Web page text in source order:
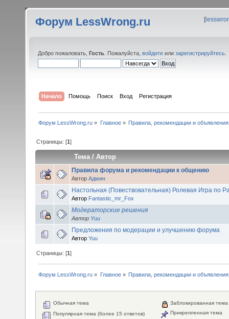
Форум LessWrong.ru [
Добро пожаловать, Гость . Пожалуйста, войдите или зарегистрируйтесь
Начало Помощь Поиск Вход Регистрация
Форум LessWrong.ru » Главное» Правила, рекомендации и объявления
Страницы: [1]
Тема /Автор
Правила форума и рекомендации к общению
Автор Админ
Настольная (Повествовательная) Ролевая Игра по
Автор Fantastic_mr_Fox
Модераторские решения
Автор Yuu
Предложения по модерации и улучшению форума
Автор Yuu
Страницы: [1]
Форум LessWrong.ru » Главное» Правила, рекомендации и объявления
Обычная тема
Популярная тема (более 15 ответов)
Заблокированная тема
Прикрепленная тема